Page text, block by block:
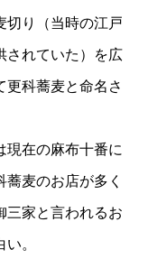
切り（当時の江戸
されていた）を広
更科蕎麦と命名さ
現在の麻布十番に
麦のお店が多く
三家と言われるお
。